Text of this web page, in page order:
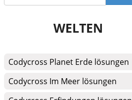
WELTEN
Codycross Planet Erde lösungen
Codycross Im Meer lösungen